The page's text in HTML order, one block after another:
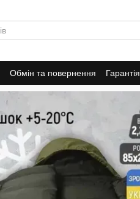
Обмін та повернення Гарантія